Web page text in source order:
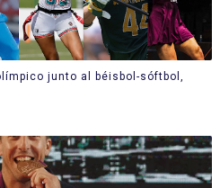
junto al béisbol-sóftbol,